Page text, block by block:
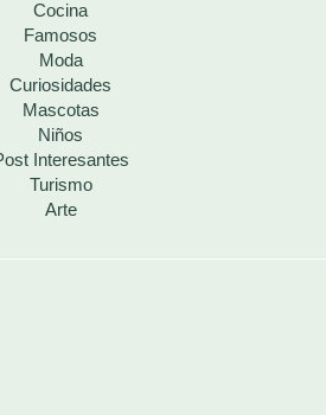
Cocina
Famosos
Moda
Curiosidades
Mascotas
Niños
Interesantes
Turismo
Arte